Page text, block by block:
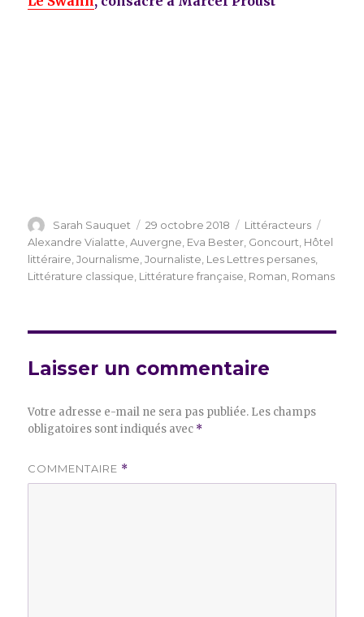
Auteur
Sarah Sauquet
Publié
le
29 octobre 2018 Catégories
Littéracteurs
Alexandre Vialatte ,Auvergne Eva Bester Goncourt Hôtel
littéraire ,Journalisme ,Journaliste Les Lettres persanes
Littérature classique Littérature française Roman Romans
Laisser un commentaire
Votre adresse e-mail ne sera pas publiée. Les champs
obligatoires sont indiqués avec *
COMMENTAIRE *